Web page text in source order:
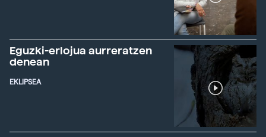
Eguzki-erlojua aurreratzen
denean
EKLIPSEA